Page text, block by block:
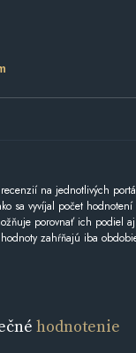
na jednotlivých
sa vyvíjal počet hodnotení
porovnať ich podiel
zahŕňajú iba
hodnotenie